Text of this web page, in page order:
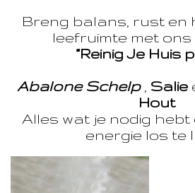
Breng balans, rust en
leefruimte met
“Reinig Je Huis
Abalone Schelp, Salie
Hout
Alles wat je nodig hebt
energie los te